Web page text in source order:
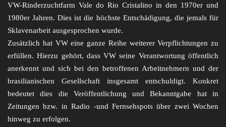
VW-Rinderzuchtfarm Vale do Rio Cristalino in den 1970er und
1980er Jahren. Dies ist die höchste Entschädigung, die jemals für
Sklavenarbeit ausgesprochen wurde.
Zusätzlich hat VW eine ganze Reihe weiterer Verpflichtungen zu
erfüllen. Hierzu gehört, dass VW seine Verantwortung öffentlich
anerkennt und sich bei den betroffenen Arbeitnehmern und der
brasilianischen Gesellschaft insgesamt entschuldigt. Konkret
bedeutet dies die Veröffentlichung und Bekanntgabe hat in
Zeitungen bzw. in Radio -und Fernsehspots über zwei Wochen
hinweg zu erfolgen.